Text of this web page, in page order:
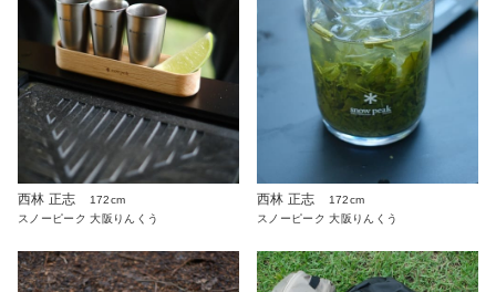
西林 正志
172cm
スノーピーク 大阪りんくう
西林 正志
172cm
スノーピーク 大阪りんくう